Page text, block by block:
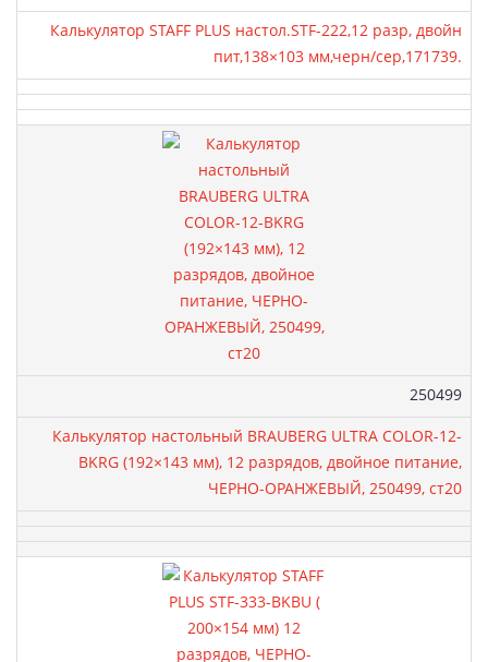
Калькулятор STAFF PLUS настол.STF-222,12 разр, двойн
пит,138×103 мм,черн/сер,171739.
Артикул:
250499
Калькулятор настольный BRAUBERG ULTRA COLOR-12-
BKRG (192×143 мм), 12 разрядов, двойное питание,
ЧЕРНО-ОРАНЖЕВЫЙ, 250499, ст20